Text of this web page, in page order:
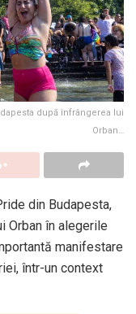
după înfrângerea lui
Orban…
din Budapesta,
Orban în alegerile
manifestare
într-un context